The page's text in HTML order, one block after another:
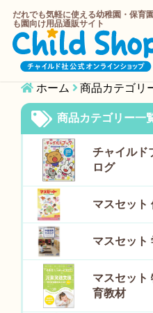
だれでも気軽に使える幼稚園・保育
も園向け用品通販サイト
ホーム 商品カテゴリ
商品カテゴリー一
チャイルド
ログ
マスセット
マスセット
マスセット
育教材